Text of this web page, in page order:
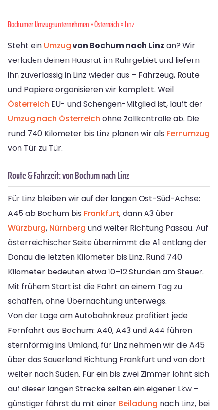
Bochumer Umzugsunternehmen»Österreich» Linz
Steht ein Umzugvon Bochum nach Linz an? Wir
verladen deinen Hausrat im Ruhrgebiet und liefern
ihn zuverlässig in Linz wieder aus – Fahrzeug, Route
und Papiere organisieren wir komplett. Weil
Österreich EU- und Schengen-Mitglied ist, läuft der
Umzug nach Österreich ohne Zollkontrolle ab. Die
rund 740 Kilometer bis Linz planen wir als Fernumzug
von Tür zu Tür.
Route & Fahrzeit: von Bochum nach Linz
Für Linz bleiben wir auf der langen Ost-Süd-Achse:
A45 ab Bochum bis Frankfurt, dann A3 über
Würzburg, Nürnberg und weiter Richtung Passau. Auf
österreichischer Seite übernimmt die A1 entlang der
Donau die letzten Kilometer bis Linz. Rund 740
Kilometer bedeuten etwa 10–12 Stunden am Steuer.
Mit frühem Start ist die Fahrt an einem Tag zu
schaffen, ohne Übernachtung unterwegs.
Von der Lage am Autobahnkreuz profitiert jede
Fernfahrt aus Bochum: A40, A43 und A44 führen
sternförmig ins Umland, für Linz nehmen wir die A45
über das Sauerland Richtung Frankfurt und von dort
weiter nach Süden. Für ein bis zwei Zimmer lohnt sich
auf dieser langen Strecke selten ein eigener Lkw –
günstiger fährst du mit einer Beiladung nach Linz, bei